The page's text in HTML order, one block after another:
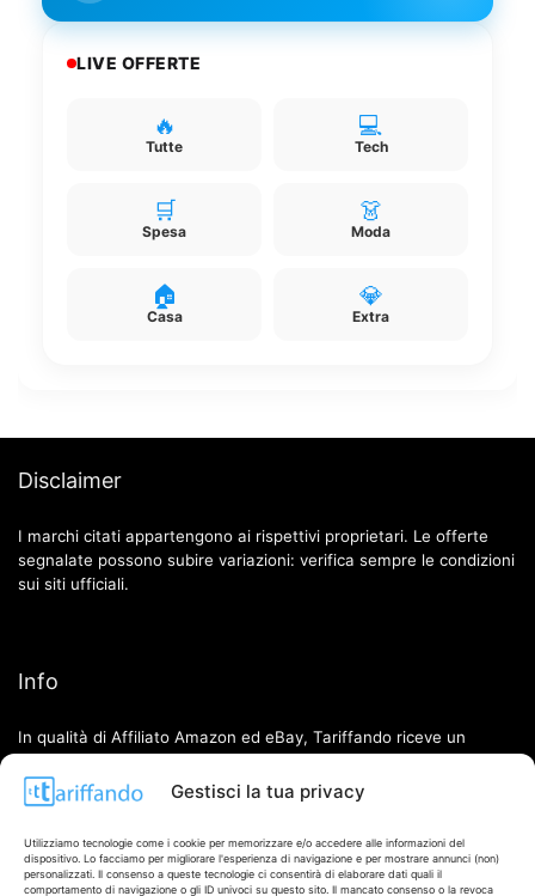
Gestisci la tua privacy
Utilizziamo tecnologie come i cookie per memorizzare e/o accedere alle informazioni del
dispositivo. Lo facciamo per migliorare l'esperienza di navigazione e per mostrare annunci (non)
personalizzati. Il consenso a queste tecnologie ci consentirà di elaborare dati quali il
comportamento di navigazione o gli ID univoci su questo sito. Il mancato consenso o la revoca
LIVE OFFERTE
🔥
Tutte
💻
Tech
🛒
Spesa
👗
Moda
🏠
Casa
💎
Extra
Disclaimer
I marchi citati appartengono ai rispettivi proprietari. Le offerte
segnalate possono subire variazioni: verifica sempre le condizioni
sui siti ufficiali.
Info
In qualità di Affiliato Amazon ed eBay, Tariffando riceve un
Note Legali